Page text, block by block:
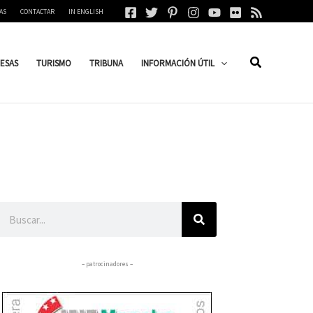
CONTACTAR IN ENGLISH
TURISMO TRIBUNA INFORMACIÓN ÚTIL
– patrocinadores –